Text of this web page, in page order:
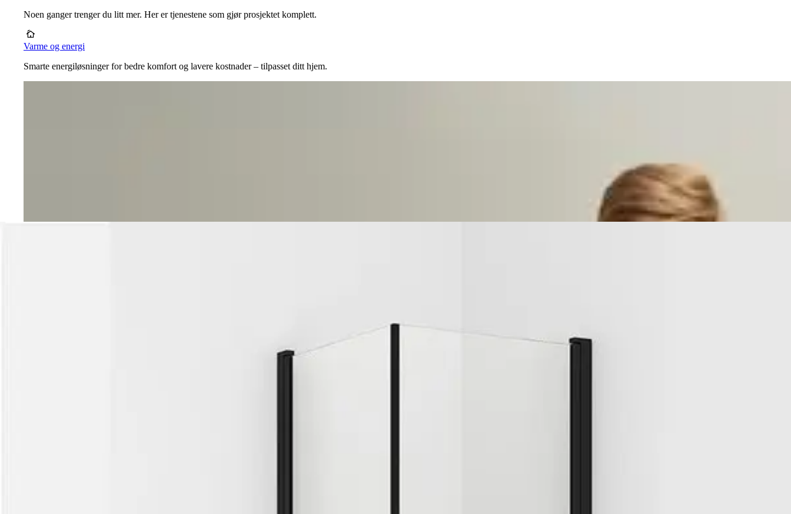
Noen ganger trenger du litt mer. Her er tjenestene som gjør prosjektet komplett.
Varme og energi
Smarte energiløsninger for bedre komfort og lavere kostnader – tilpasset ditt hjem.